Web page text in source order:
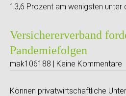
13,6 Prozent am wenigsten unter
Versichererverband
Pandemiefolgen
mak106188 | Keine Kommentare
Können privatwirtschaftliche